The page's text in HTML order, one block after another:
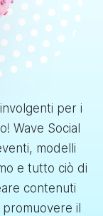
per i
Wave Social
modelli
e tutto ciò di
contenuti
il